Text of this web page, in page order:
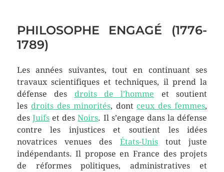
PHILOSOPHE ENGAGÉ (1776-
1789)
Les années suivantes, tout en continuant ses
travaux scientifiques et techniques, il prend la
défense des droits de l’homme et soutient
les droits des minorités, dont ceux des femmes,
des Juifset desNoirs. Il s’engage dans la défense
contre les injustices et soutient les idées
novatrices venues des États-Unistout juste
indépendants. Il propose en France des projets
de réformes politiques, administratives et